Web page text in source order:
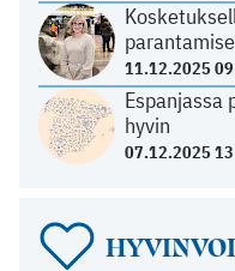
11.12.2025
Espanjassa
hyvin
07.12.2025